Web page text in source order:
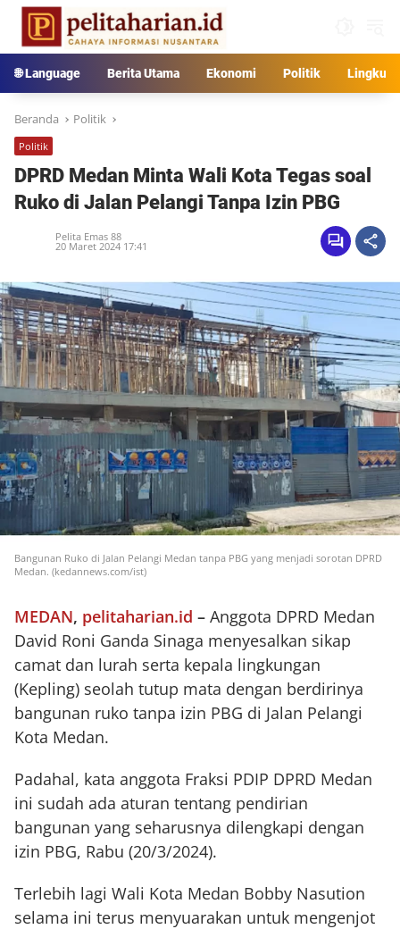
Langsung
konten
🌐 Language Berita Utama Ekonomi Politik
Beranda Politik
Politik
DPRD Medan Minta Wali Kota Tegas soal
Ruko di Jalan Pelangi Tanpa Izin PBG
Pelita Emas 88
20 Maret 2024 17:41
Bangunan Ruko di Jalan Pelangi Medan tanpa PBG yang menjadi sorotan DPRD
Medan. (kedannews.com/ist)
MEDAN, pelitaharian.id – Anggota DPRD Medan
David Roni Ganda Sinaga menyesalkan sikap
camat dan lurah serta kepala lingkungan
(Kepling) seolah tutup mata dengan berdirinya
bangunan ruko tanpa izin PBG di Jalan Pelangi
Kota Medan.
Padahal, kata anggota Fraksi PDIP DPRD Medan
ini sudah ada aturan tentang pendirian
bangunan yang seharusnya dilengkapi dengan
izin PBG, Rabu (20/3/2024).
Terlebih lagi Wali Kota Medan Bobby Nasution
selama ini terus menyuarakan untuk mengenjot